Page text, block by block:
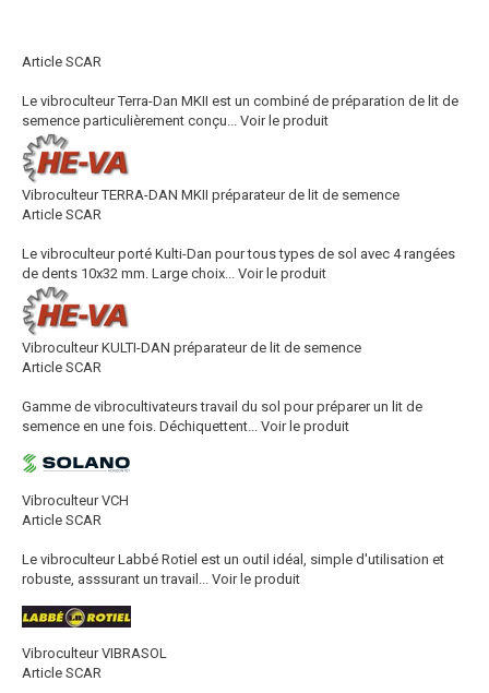
Article SCAR
Le vibroculteur Terra-Dan MKII est un combiné de préparation de lit de
semence particulièrement conçu...
Voir le produit
Vibroculteur TERRA-DAN MKII préparateur de lit de semence
Article SCAR
Le vibroculteur porté Kulti-Dan pour tous types de sol avec 4 rangées
de dents 10x32 mm. Large choix...
Voir le produit
Vibroculteur KULTI-DAN préparateur de lit de semence
Article SCAR
Gamme de vibrocultivateurs travail du sol pour préparer un lit de
semence en une fois. Déchiquettent...
Voir le produit
Vibroculteur VCH
Article SCAR
Le vibroculteur Labbé Rotiel est un outil idéal, simple d'utilisation et
robuste, asssurant un travail...
Voir le produit
Vibroculteur VIBRASOL
Article SCAR